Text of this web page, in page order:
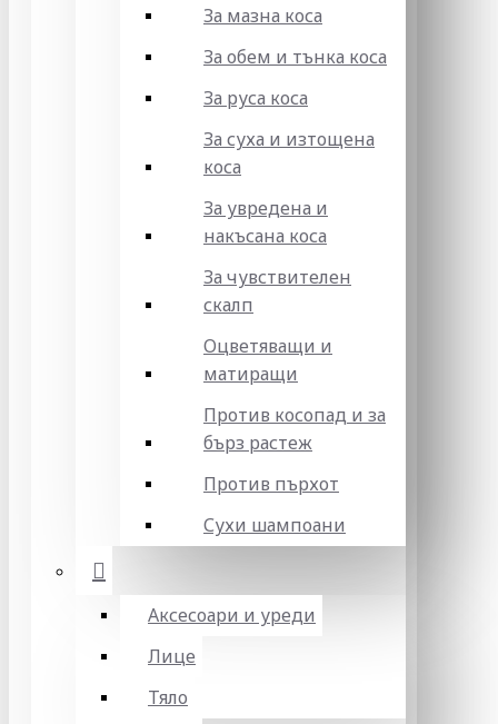
За мазна коса
За обем и тънка коса
За руса коса
За суха и изтощена
коса
За увредена и
накъсана коса
За чувствителен
скалп
Оцветяващи и
матиращи
Против косопад и за
бърз растеж
Против пърхот
Сухи шампоани
Аксесоари и уреди
Лице
Тяло